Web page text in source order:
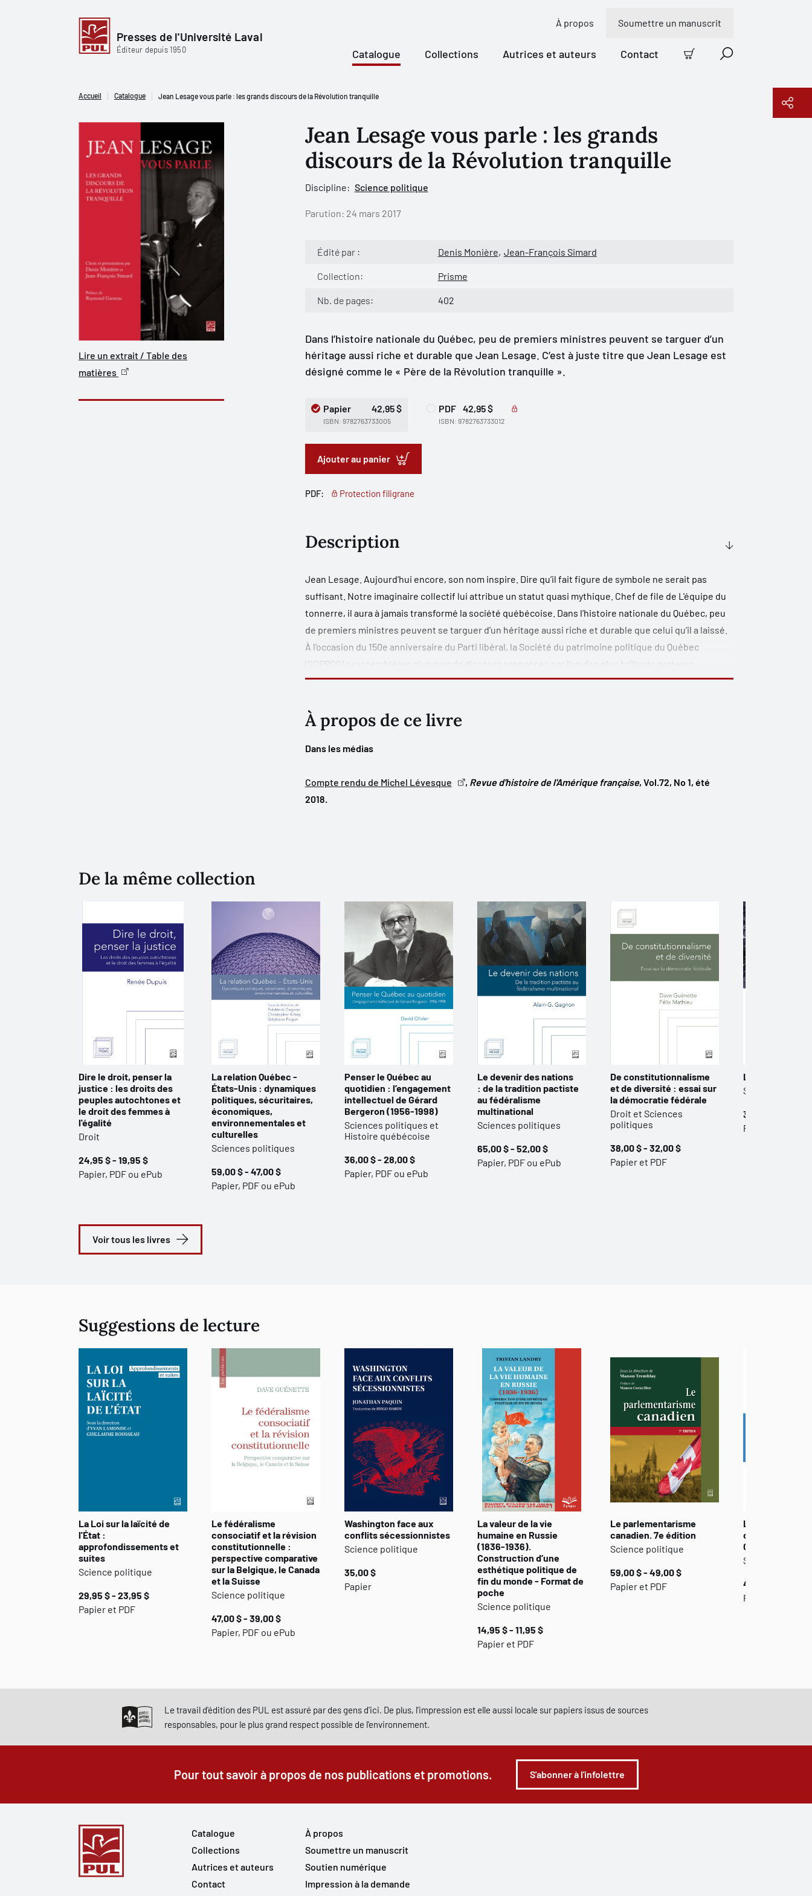
Presses de l'Université Laval
Éditeur depuis 1950
À propos Soumettre un manuscrit
Catalogue Collections Autrices et auteurs Contact
Panier Recherche
Accueil Catalogue Jean Lesage vous parle : les grands discours de la Révolution tranquille
Lire un extrait / Table des
matières
Jean Lesage vous parle : les grands
discours de la Révolution tranquille
Discipline: Science politique
Parution: 24 mars 2017
Édité par : Denis Monière Jean-François Simard
Collection: Prisme
Nb. de pages: 402
Dans l’histoire nationale du Québec, peu de premiers ministres peuvent se targuer d’un
héritage aussi riche et durable que Jean Lesage. C’est à juste titre que Jean Lesage est
désigné comme le « Père de la Révolution tranquille ».
Papier 42,95 $
ISBN: 9782763733005
PDF 42,95 $
ISBN: 9782763733012
Ajouter au panier
PDF: Protection filigrane
Description
Jean Lesage. Aujourd’hui encore, son nom inspire. Dire qu’il fait figure de symbole ne serait pas
suffisant. Notre imaginaire collectif lui attribue un statut quasi mythique. Chef de file de L'équipe du
tonnerre, il aura à jamais transformé la société québécoise. Dans l’histoire nationale du Québec, peu
de premiers ministres peuvent se targuer d’un héritage aussi riche et durable que celui qu’il a laissé.
À l’occasion du 150e anniversaire du Parti libéral, la Société du patrimoine politique du Québec
(SOPPOQ) a rassemblé les plus grands discours prononcés par l’un des plus brillants orateurs
québécois duxxesiècle.
contemporaine du modèle québécois sans tôt ou tard faire référence au gouvernement dont il fut
responsable de 1960 à 1966. Les écrits de Jean Lesage nous ramènent à la genèse de l’État, force
motrice de la Révolution tranquille. Ils nous permettent de revisiter les débats qui ont permis aux
À propos de ce livre
Dans les médias
Compte rendu de Michel Lévesque , Revue d'histoire de l'Amérique française, Vol.72, No 1, été
2018.
De la même collection
Dire le droit, penser la
justice : les droits des
peuples autochtones et
le droit des femmes à
l'égalité
Droit
24,95 $ - 19,95 $
Papier, PDF ou ePub
La relation Québec -
États-Unis : dynamiques
politiques, sécuritaires,
économiques,
environnementales et
culturelles
Sciences politiques
59,00 $ - 47,00 $
Papier, PDF ou ePub
Penser le Québec au
quotidien : l’engagement
intellectuel de Gérard
Bergeron (1956-1998)
Sciences politiques et
Histoire québécoise
36,00 $ - 28,00 $
Papier, PDF ou ePub
Le devenir des nations
: de la tradition pactiste
au fédéralisme
multinational
Sciences politiques
65,00 $ - 52,00 $
Papier, PDF ou ePub
De constitutionnalisme
et de diversité : essai sur
la démocratie fédérale
Droit et Sciences
politiques
38,00 $ - 32,00 $
Papier et PDF
Le choc des
Science
30,00 $
Papier et ePub
Voir tous les livres
Suggestions de lecture
La Loi sur la laïcité de
l'État :
approfondissements et
suites
Science politique
29,95 $ - 23,95 $
Papier et PDF
Le fédéralisme
consociatif et la révision
constitutionnelle :
perspective comparative
sur la Belgique, le Canada
et la Suisse
Science politique
47,00 $ - 39,00 $
Papier, PDF ou ePub
Washington face aux
conflits sécessionnistes
Science politique
35,00 $
Papier
La valeur de la vie
humaine en Russie
(1836-1936).
Construction d’une
esthétique politique de
fin du monde - Format de
poche
Science politique
14,95 $ - 11,95 $
Papier et PDF
Le parlementarisme
canadien. 7e édition
Science politique
59,00 $ - 49,00 $
Papier et PDF
Le nationalisme
constitutionnel
Canada
Science
47,00 $ - 39,00 $
Papier, PDF ou
Le travail d'édition des PUL est assuré par des gens d'ici. De plus, l'impression est elle aussi locale sur papiers issus de sources
responsables, pour le plus grand respect possible de l'environnement.
Pour tout savoir à propos de nos publications et promotions. S'abonner à l'infolettre
Catalogue
Collections
Autrices et auteurs
Contact
À propos
Soumettre un manuscrit
Soutien numérique
Impression à la demande